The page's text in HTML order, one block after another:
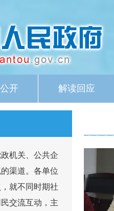
开 解读回应
机关、公共企
渠道。各单位
就不同时期社
交流互动，主